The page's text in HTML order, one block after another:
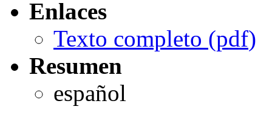
Enlaces
Texto completo (pdf)
Resumen
español